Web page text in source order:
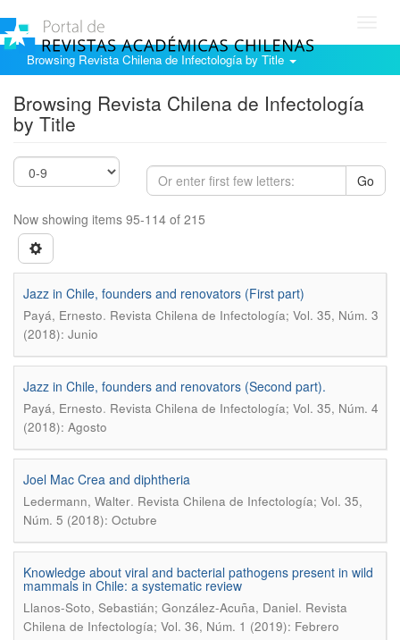
Browsing Revista Chilena de Infectología by Title
Browsing Revista Chilena de Infectología
by Title
Go
Now showing items 95-114 of 215
Jazz in Chile, founders and renovators (First part)
Payá, Ernesto. Revista Chilena de Infectología; Vol. 35, Núm. 3
(2018): Junio
Jazz in Chile, founders and renovators (Second part).
Payá, Ernesto. Revista Chilena de Infectología; Vol. 35, Núm. 4
(2018): Agosto
Joel Mac Crea and diphtheria
Ledermann, Walter. Revista Chilena de Infectología; Vol. 35,
Núm. 5 (2018): Octubre
Knowledge about viral and bacterial pathogens present in wild
mammals in Chile: a systematic review
Llanos-Soto, Sebastián; González-Acuña, Daniel. Revista
Chilena de Infectología; Vol. 36, Núm. 1 (2019): Febrero